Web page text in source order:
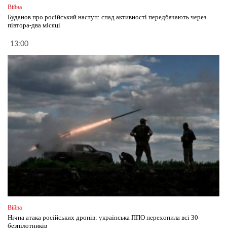
Війна
Буданов про російський наступ: спад активності передбачають через
півтора-два місяці
13:00
Війна
Нічна атака російських дронів: українська ППО перехопила всі 30
безпілотників